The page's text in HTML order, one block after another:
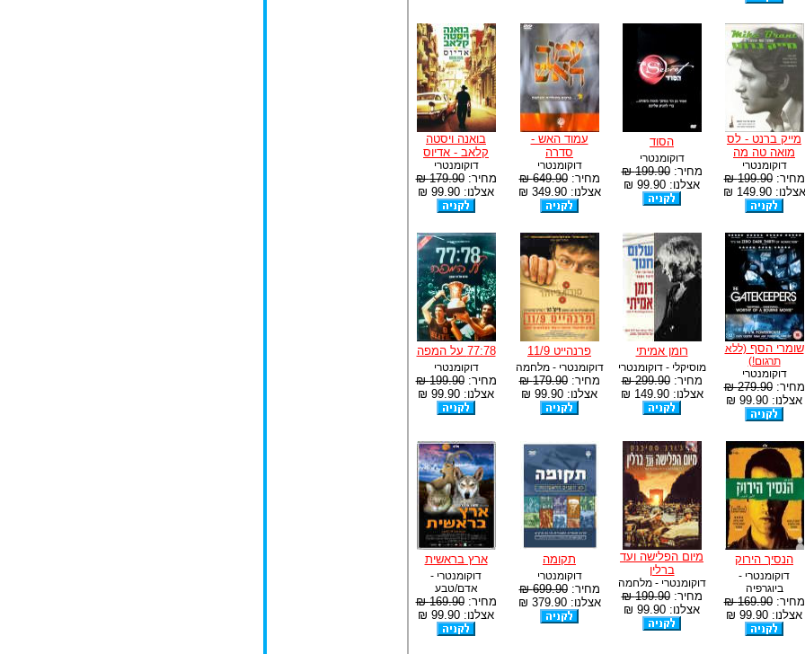
מייק ברנט - לס
מואה טה מה
דוקומנטרי
מחיר:199.90 ₪
אצלנו: 149.90 ₪
הסוד
דוקומנטרי
מחיר:199.90 ₪
אצלנו: 99.90 ₪
עמוד האש -
סדרה
דוקומנטרי
מחיר:649.90 ₪
אצלנו: 349.90 ₪
בואנה ויסטה
קלאב - אדיוס
דוקומנטרי
מחיר:179.90 ₪
אצלנו: 99.90 ₪
שומרי הסף(ללא
תרגום!)
דוקומנטרי
מחיר:279.90 ₪
אצלנו: 99.90 ₪
רומן אמיתי
מוסיקלי - דוקומנטרי
מחיר:299.90 ₪
אצלנו: 149.90 ₪
פרנהייט 11/9
דוקומנטרי - מלחמה
מחיר:179.90 ₪
אצלנו: 99.90 ₪
77:78 על המפה
דוקומנטרי
מחיר:199.90 ₪
אצלנו: 99.90 ₪
הנסיך הירוק
דוקומנטרי -
ביוגרפיה
מחיר:169.90 ₪
אצלנו: 99.90 ₪
מיום הפלישה ועד
ברלין
דוקומנטרי - מלחמה
מחיר:199.90 ₪
אצלנו: 99.90 ₪
תקומה
דוקומנטרי
מחיר:699.90 ₪
אצלנו: 379.90 ₪
ארץ בראשית
דוקומנטרי -
אדם/טבע
מחיר:169.90 ₪
אצלנו: 99.90 ₪